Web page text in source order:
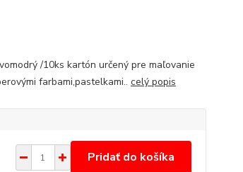
/10ks kartón určený pre maľovanie
farbami,pastelkami.. celý popis
Pridať do košíka